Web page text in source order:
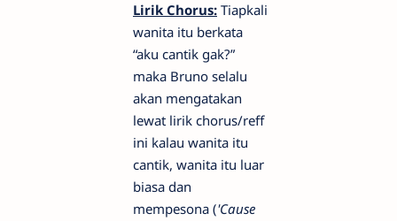
Lirik Chorus: Tiapkali
wanita itu berkata
“aku cantik gak?”
maka Bruno selalu
akan mengatakan
lewat lirik chorus/reff
ini kalau wanita itu
cantik, wanita itu luar
biasa dan
mempesona ('Cause